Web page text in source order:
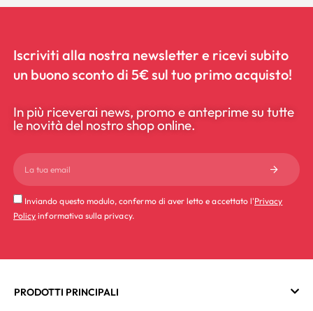
Iscriviti alla nostra newsletter e ricevi subito
un buono sconto di 5€ sul tuo primo acquisto!
In più riceverai news, promo e anteprime su tutte
le novità del nostro shop online.
Inviando questo modulo, confermo di aver letto e accettato l'Privacy
Policy informativa sulla privacy.
PRODOTTI PRINCIPALI